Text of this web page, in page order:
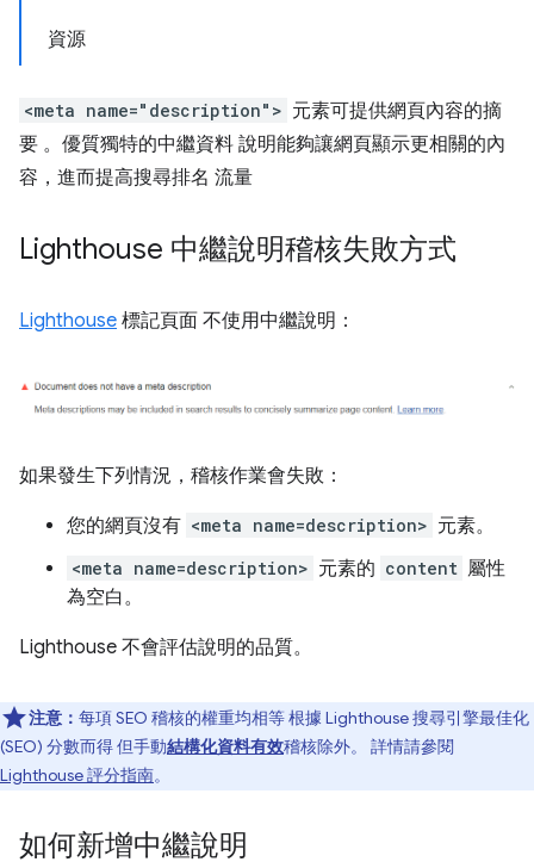
資源
<meta name="description"> 元素可提供網頁內容的摘
要 。優質獨特的中繼資料 說明能夠讓網頁顯示更相關的內
容，進而提高搜尋排名 流量
Lighthouse 中繼說明稽核失敗方式
Lighthouse 標記頁面 不使用中繼說明：
如果發生下列情況，稽核作業會失敗：
您的網頁沒有 <meta name=description> 元素。
<meta name=description> 元素的 content 屬性
為空白。
Lighthouse 不會評估說明的品質。
注意： 每項 SEO 稽核的權重均相等 根據 Lighthouse 搜尋引擎最佳化
(SEO) 分數而得 但手動結構化資料有效稽核除外。 詳情請參閱
Lighthouse 評分指南。
如何新增中繼說明